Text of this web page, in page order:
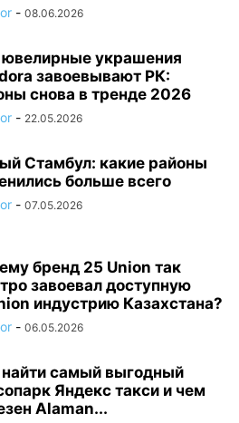
- 08.06.2026
ювелирные украшения
завоевывают РК:
снова в тренде 2026
- 22.05.2026
Стамбул: какие районы
больше всего
- 07.05.2026
бренд 25 Union так
завоевал доступную
индустрию Казахстана?
- 06.05.2026
самый выгодный
Яндекс такси и чем
Alaman...